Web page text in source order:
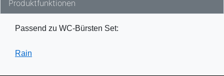
Produktfunktionen
Passend zu WC-Bürsten Set:
Rain